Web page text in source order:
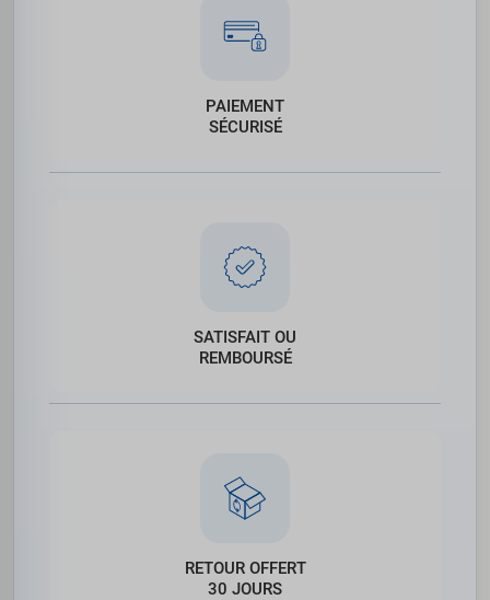
PAIEMENT
SÉCURISÉ
SATISFAIT OU
REMBOURSÉ
RETOUR OFFERT
30 JOURS